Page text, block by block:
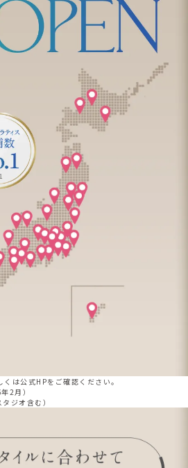
は公式HPをご確認ください。
2月）
ジオ含む）